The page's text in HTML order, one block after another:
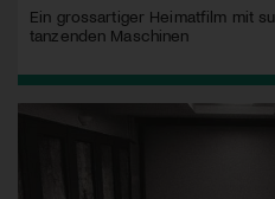
Ein grossartiger Heimatfilm mit
tanzenden Maschinen